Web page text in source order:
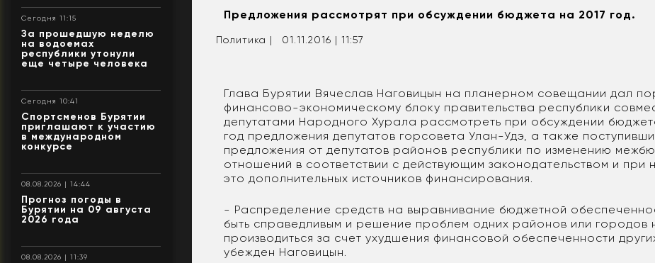
Сегодня 11:15
За прошедшую неделю
на водоемах
республики утонули
еще четыре человека
Сегодня 10:41
Спортсменов Бурятии
приглашают к участию
в международном
конкурсе
08.08.2026 | 14:44
Прогноз погоды в
Бурятии на 09 августа
2026 года
08.08.2026 | 11:39
Предложения рассмотрят при обсуждении бюджета на 2017 год.
Политика | 01.11.2016 | 11:57
Глава Бурятии Вячеслав Наговицын на планерном совещании дал
финансово-экономическому блоку правительства республики
депутатами Народного Хурала рассмотреть при обсуждении
год предложения депутатов горсовета Улан-Удэ, а также
предложения от депутатов районов республики по изменению
отношений в соответствии с действующим законодательством и при
это дополнительных источников финансирования.
- Распределение средств на выравнивание бюджетной
быть справедливым и решение проблем одних районов или городов
производиться за счет ухудшения финансовой обеспеченности
убежден Наговицын.